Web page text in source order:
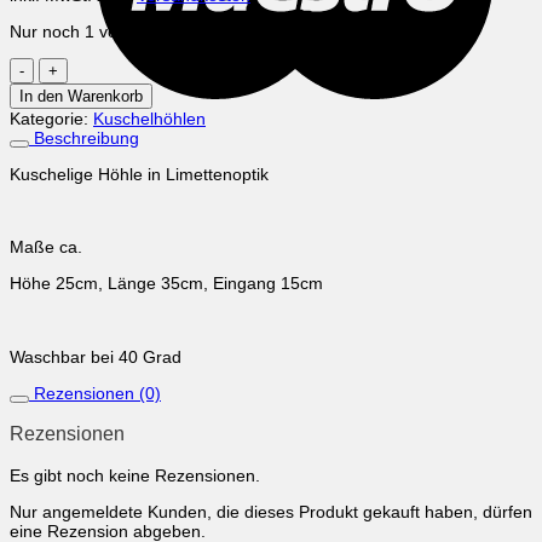
Nur noch 1 vorrätig
Limette
Menge
In den Warenkorb
Kategorie: Kuschelhöhlen
Beschreibung
Kuschelige Höhle in Limettenoptik
Maße ca.
Höhe 25cm, Länge 35cm, Eingang 15cm
Waschbar bei 40 Grad
Rezensionen (0)
Rezensionen
Es gibt noch keine Rezensionen.
Nur angemeldete Kunden, die dieses Produkt gekauft haben, dürfen
eine Rezension abgeben.